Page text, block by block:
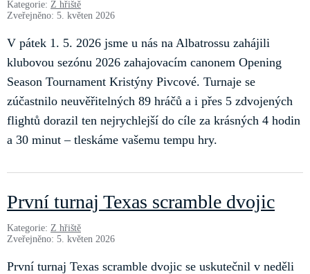
Kategorie: Z hřiště
Zveřejněno: 5. květen 2026
V pátek 1. 5. 2026 jsme u nás na Albatrossu zahájili
klubovou sezónu 2026 zahajovacím canonem Opening
Season Tournament Kristýny Pivcové. Turnaje se
zúčastnilo neuvěřitelných 89 hráčů a i přes 5 zdvojených
flightů dorazil ten nejrychlejší do cíle za krásných 4 hodin
a 30 minut – tleskáme vašemu tempu hry.
První turnaj Texas scramble dvojic
Kategorie: Z hřiště
Zveřejněno: 5. květen 2026
První turnaj Texas scramble dvojic se uskutečnil v neděli